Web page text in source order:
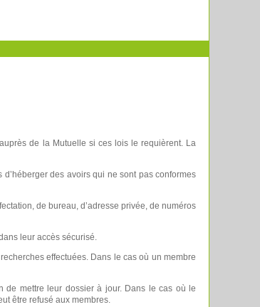
de la Mutuelle si ces lois le requièrent. La
des avoirs qui ne sont pas conformes
de bureau, d’adresse privée, de numéros
leur accès sécurisé.
effectuées. Dans le cas où un membre
de mettre leur dossier à jour. Dans le cas où le
être refusé aux membres.